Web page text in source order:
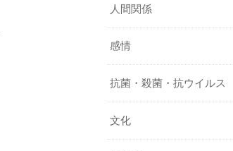
人間関係
感情
抗菌・殺菌・抗ウイルス
文化